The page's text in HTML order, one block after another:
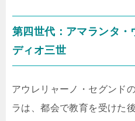
第四世代：アマランタ・
ディオ三世
アウレリャーノ・セグンド
ラは、都会で教育を受けた